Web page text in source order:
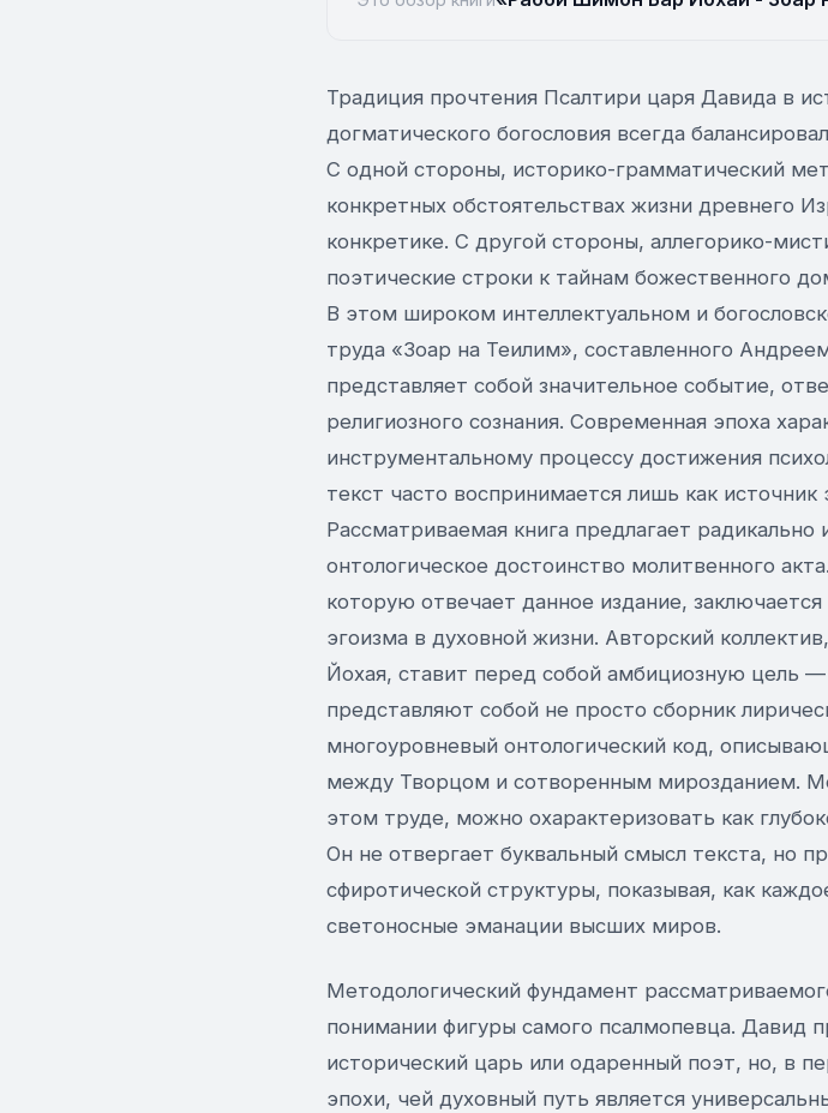
Традиция прочтения Псалтири царя Давида в
догматического богословия всегда
С одной стороны, историко-грамматический
конкретных обстоятельствах жизни древнего
конкретике. С другой стороны, аллегорико-
поэтические строки к тайнам божественного
В этом широком интеллектуальном и
труда «Зоар на Теилим», составленного
представляет собой значительное событие,
религиозного сознания. Современная эпоха
инструментальному процессу достижения
текст часто воспринимается лишь как
Рассматриваемая книга предлагает радикально
онтологическое достоинство молитвенного
которую отвечает данное издание,
эгоизма в духовной жизни. Авторский
Йохая, ставит перед собой амбициозную цель
представляют собой не просто сборник
многоуровневый онтологический код,
между Творцом и сотворенным мирозданием.
этом труде, можно охарактеризовать как
Он не отвергает буквальный смысл текста, но
сфиротической структуры, показывая, как
светоносные эманации высших миров.
Методологический фундамент
понимании фигуры самого псалмопевца. Давид
исторический царь или одаренный поэт, но, в
эпохи, чей духовный путь является